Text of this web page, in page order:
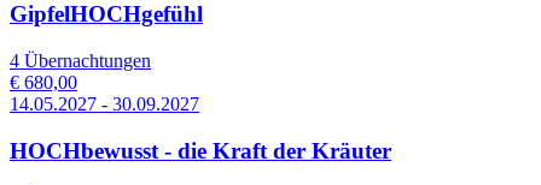
GipfelHOCHgefühl
4 Übernachtungen
€ 680,00
14.05.2027 - 30.09.2027
HOCHbewusst - die Kraft der Kräuter